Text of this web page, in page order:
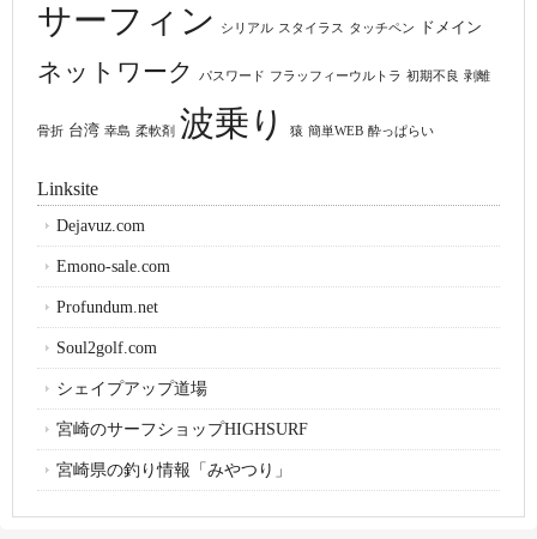
サーフィン シリアル スタイラス タッチペン ドメイン
ネットワーク パスワード フラッフィーウルトラ 初期不良 剥離
骨折 台湾 幸島 柔軟剤 波乗り 猿 簡単WEB 酔っぱらい
Linksite
Dejavuz.com
Emono-sale.com
Profundum.net
Soul2golf.com
シェイプアップ道場
宮崎のサーフショップHIGHSURF
宮崎県の釣り情報「みやつり」